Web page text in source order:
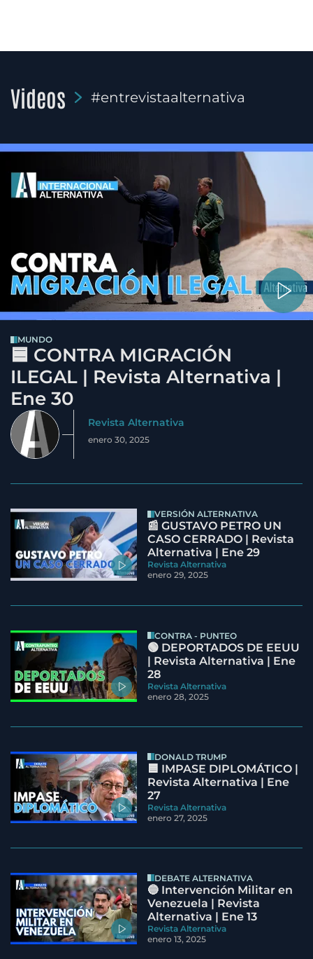
Videos #entrevistaalternativa
MUNDO
🟦 CONTRA MIGRACIÓN
ILEGAL | Revista Alternativa |
Ene 30
Revista Alternativa
enero 30, 2025
VERSIÓN ALTERNATIVA
📰 GUSTAVO PETRO UN
CASO CERRADO | Revista
Alternativa | Ene 29
Revista Alternativa
enero 29, 2025
CONTRA - PUNTEO
🟢 DEPORTADOS DE EEUU
| Revista Alternativa | Ene
28
Revista Alternativa
enero 28, 2025
DONALD TRUMP
🟦 IMPASE DIPLOMÁTICO |
Revista Alternativa | Ene
27
Revista Alternativa
enero 27, 2025
DEBATE ALTERNATIVA
🔵 Intervención Militar en
Venezuela | Revista
Alternativa | Ene 13
Revista Alternativa
enero 13, 2025